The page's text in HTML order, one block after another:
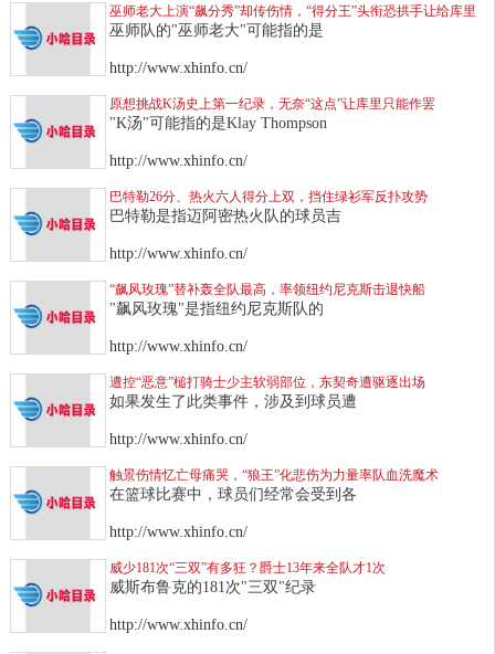
巫师老大上演“飙分秀”却传伤情，“得分王”头衔恐拱手让给库里
巫师队的"巫师老大"可能指的是
http://www.xhinfo.cn/
原想挑战K汤史上第一纪录，无奈“这点”让库里只能作罢
"K汤"可能指的是Klay Thompson
http://www.xhinfo.cn/
巴特勒26分、热火六人得分上双，挡住绿衫军反扑攻势
巴特勒是指迈阿密热火队的球员吉
http://www.xhinfo.cn/
“飙风玫瑰”替补轰全队最高，率领纽约尼克斯击退快船
"飙风玫瑰"是指纽约尼克斯队的
http://www.xhinfo.cn/
遭控“恶意”槌打骑士少主软弱部位，东契奇遭驱逐出场
如果发生了此类事件，涉及到球员遭
http://www.xhinfo.cn/
触景伤情忆亡母痛哭，“狼王”化悲伤为力量率队血洗魔术
在篮球比赛中，球员们经常会受到各
http://www.xhinfo.cn/
威少181次“三双”有多狂？爵士13年来全队才1次
威斯布鲁克的181次"三双"纪录
http://www.xhinfo.cn/